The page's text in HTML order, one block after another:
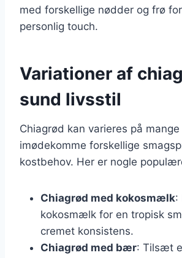
med forskellige nødder og frø
personlig touch.
Variationer af
sund livsstil
Chiagrød kan varieres på
imødekomme forskellige
kostbehov. Her er nogle
Chiagrød med kokosmælk:
kokosmælk for en tropisk
cremet konsistens.
Chiagrød med bær: Tilsæt